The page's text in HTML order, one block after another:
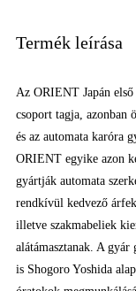
Termék leírása
Az ORIENT Japán
csoport tagja, azonban
és az automata karóra
ORIENT egyike azon
gyártják automata
rendkívül kedvező
illetve szakmabeliek
alátámasztanak. A
is Shogoro Yoshida